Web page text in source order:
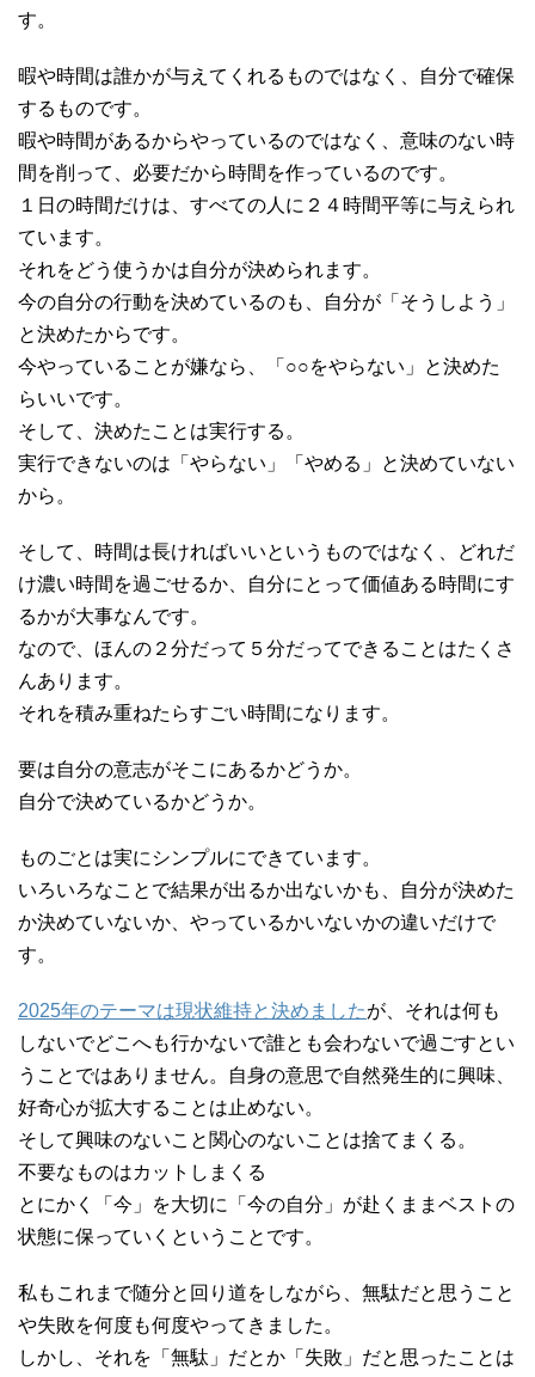
す。
暇や時間は誰かが与えてくれるものではなく、自分で確保
するものです。
暇や時間があるからやっているのではなく、意味のない時
間を削って、必要だから時間を作っているのです。
１日の時間だけは、すべての人に２４時間平等に与えられ
ています。
それをどう使うかは自分が決められます。
今の自分の行動を決めているのも、自分が「そうしよう」
と決めたからです。
今やっていることが嫌なら、「○○をやらない」と決めた
らいいです。
そして、決めたことは実行する。
実行できないのは「やらない」「やめる」と決めていない
から。
そして、時間は長ければいいというものではなく、どれだ
け濃い時間を過ごせるか、自分にとって価値ある時間にす
るかが大事なんです。
なので、ほんの２分だって５分だってできることはたくさ
んあります。
それを積み重ねたらすごい時間になります。
要は自分の意志がそこにあるかどうか。
自分で決めているかどうか。
ものごとは実にシンプルにできています。
いろいろなことで結果が出るか出ないかも、自分が決めた
か決めていないか、やっているかいないかの違いだけで
す。
2025年のテーマは現状維持と決めましたが、それは何も
しないでどこへも行かないで誰とも会わないで過ごすとい
うことではありません。自身の意思で自然発生的に興味、
好奇心が拡大することは止めない。
そして興味のないこと関心のないことは捨てまくる。
不要なものはカットしまくる
とにかく「今」を大切に「今の自分」が赴くままベストの
状態に保っていくということです。
私もこれまで随分と回り道をしながら、無駄だと思うこと
や失敗を何度も何度やってきました。
しかし、それを「無駄」だとか「失敗」だと思ったことは